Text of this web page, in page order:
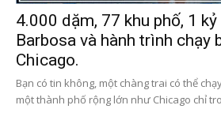
4.000 dặm, 77 khu phố, 1
Barbosa và hành trình chạy
Chicago.
Bạn có tin không, một chàng trai có thể
một thành phố rộng lớn như Chicago chỉ